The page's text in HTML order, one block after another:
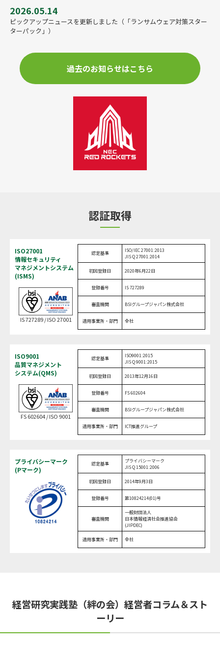
2026.05.14
ピックアップニュースを更新しました（「ランサムウェア対策スター
ターパック」）
過去のお知らせはこちら
認証取得
ISO27001
情報セキュリティ
マネジメントシステム
(ISMS)
IS 727289 / ISO 27001
認定基準
ISO/IEC 27001:2013
JIS Q 27001:2014
初回登録日 2020年6月22日
登録番号 IS 727289
審査機関 BSIグループジャパン株式会社
適用事業所・部門 全社
ISO9001
品質マネジメント
システム(QMS)
FS 602604 / ISO 9001
認定基準
ISO9001:2015
JIS Q 9001:2015
初回登録日 2013年12月16日
登録番号 FS 602604
審査機関 BSIグループジャパン株式会社
適用事業所・部門 ICT推進グループ
プライバシーマーク
(Pマーク)
認定基準
プライバシーマーク
JIS Q 15001:2006
初回登録日 2014年9月3日
登録番号 第10824214(01)号
審査機関
一般財団法人
日本情報経済社会推進協会
(JIPDEC)
適用事業所・部門 全社
経営研究実践塾（絆の会）経営者コラム＆スト
ーリー